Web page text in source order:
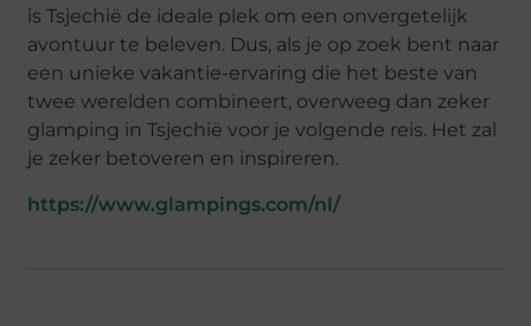
is Tsjechië de ideale plek om een onvergetelijk
avontuur te beleven. Dus, als je op zoek bent naar
een unieke vakantie-ervaring die het beste van
twee werelden combineert, overweeg dan zeker
glamping in Tsjechië voor je volgende reis. Het zal
je zeker betoveren en inspireren.
https://www.glampings.com/nl/